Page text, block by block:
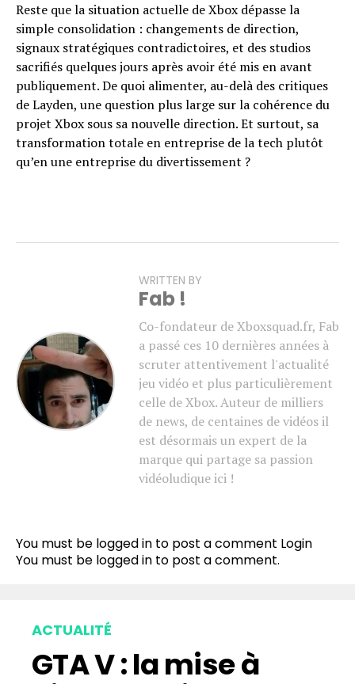
Reste que la situation actuelle de Xbox dépasse la
simple consolidation : changements de direction,
signaux stratégiques contradictoires, et des studios
sacrifiés quelques jours après avoir été mis en avant
publiquement. De quoi alimenter, au-delà des critiques
de Layden, une question plus large sur la cohérence du
projet Xbox sous sa nouvelle direction. Et surtout, sa
transformation totale en entreprise de la tech plutôt
qu’en une entreprise du divertissement ?
WRITTEN BY
Fab !
Co-fondateur de Xboxsquad.fr, Fab
a passé ces 10 dernières années à
scruter attentivement l'actualité
jeu vidéo et plus particulièrement
celle de Xbox. Auteur de milliers
de news, de centaines de vidéos il
est désormais un expert de la
marque qui partage sa passion
vidéoludique ici !
You must be logged in to post a comment Login
You must be logged in to post a comment.
ACTUALITÉ
GTA V : la mise à